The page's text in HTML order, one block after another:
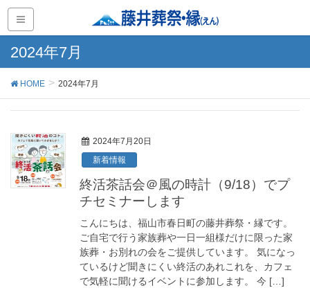
2024年7月
HOME 2024年7月
2024年7月20日
新着情報
終活茶話会＠風の時計（9/18）でプ
チセミナーします
こんにちは、福山市春日町の藤井葬祭・縁です。
ご自宅で行う家族葬や一日一組様だけに限った家
族葬・お別れの会をご提供しています。 気になっ
ているけど聞きにくい終活のあれこれを、カフェ
で気軽に聞けるイベントに参加します。 今 […]